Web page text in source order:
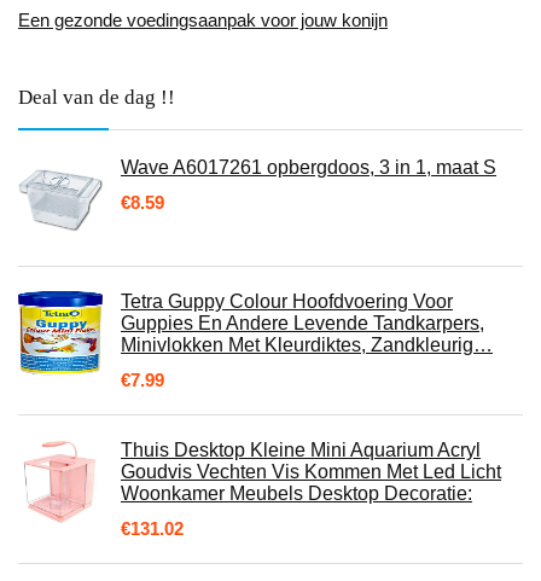
Een gezonde voedingsaanpak voor jouw konijn
Deal van de dag !!
Wave A6017261 opbergdoos, 3 in 1, maat S
€8.59
Tetra Guppy Colour Hoofdvoering Voor
Guppies En Andere Levende Tandkarpers,
Minivlokken Met Kleurdiktes, Zandkleurig…
€7.99
Thuis Desktop Kleine Mini Aquarium Acryl
Goudvis Vechten Vis Kommen Met Led Licht
Woonkamer Meubels Desktop Decoratie:
€131.02